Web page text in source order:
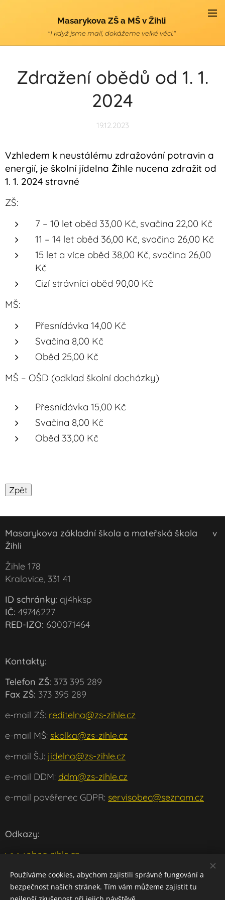
Masarykova ZŠ a MŠ v Žihli
"I když jsme malí, dokážeme velké věci."
Zdražení obědů od 1. 1.
2024
19.12.2023
Vzhledem k neustálému zdražování potravin a
energií, je školní jídelna Žihle nucena zdražit od
1. 1. 2024 stravné
ZŠ:
7 – 10 let oběd 33,00 Kč, svačina 22,00 Kč
11 – 14 let oběd 36,00 Kč, svačina 26,00 Kč
15 let a více oběd 38,00 Kč, svačina 26,00
Kč
Cizí strávníci oběd 90,00 Kč
MŠ:
Přesnídávka 14,00 Kč
Svačina 8,00 Kč
Oběd 25,00 Kč
MŠ – OŠD (odklad školní docházky)
Přesnídávka 15,00 Kč
Svačina 8,00 Kč
Oběd 33,00 Kč
Masarykova základní škola a mateřská škola v
Žihli
Žihle 178
Kralovice, 331 41
ID schránky: qj4hksp
IČ: 49746227
RED-IZO: 600071464
Kontakty:
Telefon ZŠ: 373 395 289
Fax ZŠ: 373 395 289
e-mail ZŠ: reditelna@zs-zihle.cz
e-mail MŠ: skolka@zs-zihle.cz
e-mail ŠJ: jidelna@zs-zihle.cz
e-mail DDM: ddm@zs-zihle.cz
e-mail pověřenec GDPR: servisobec@seznam.cz
Odkazy:
www.obec-zihle.cz
www.msmt.cz
www.klaster-plasy.cz
Používáme cookies, abychom zajistili správné fungování a
bezpečnost našich stránek. Tím vám můžeme zajistit tu